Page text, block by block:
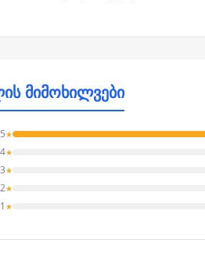
მიმოხილვები
5★
4★
3★
2★
1 ★